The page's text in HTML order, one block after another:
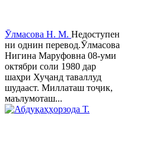
Ӯлмасова Н. М. Недоступен
ни однин перевод.Ӯлмасова
Нигина Маруфовна 08-уми
октябри соли 1980 дар
шаҳри Хуҷанд таваллуд
шудааст. Миллаташ тоҷик,
маълумоташ...